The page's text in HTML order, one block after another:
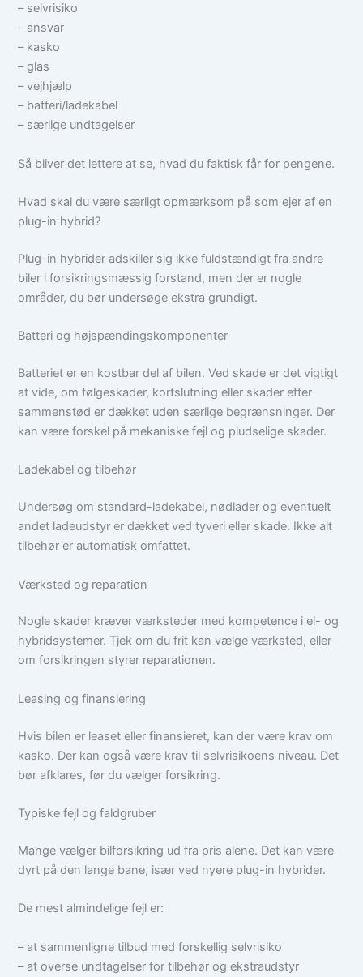
– selvrisiko
– ansvar
– kasko
– glas
– vejhjælp
– batteri/ladekabel
– særlige undtagelser
Så bliver det lettere at se, hvad du faktisk får for pengene.
Hvad skal du være særligt opmærksom på som ejer af en
plug-in hybrid?
Plug-in hybrider adskiller sig ikke fuldstændigt fra andre
biler i forsikringsmæssig forstand, men der er nogle
områder, du bør undersøge ekstra grundigt.
Batteri og højspændingskomponenter
Batteriet er en kostbar del af bilen. Ved skade er det vigtigt
at vide, om følgeskader, kortslutning eller skader efter
sammenstød er dækket uden særlige begrænsninger. Der
kan være forskel på mekaniske fejl og pludselige skader.
Ladekabel og tilbehør
Undersøg om standard-ladekabel, nødlader og eventuelt
andet ladeudstyr er dækket ved tyveri eller skade. Ikke alt
tilbehør er automatisk omfattet.
Værksted og reparation
Nogle skader kræver værksteder med kompetence i el- og
hybridsystemer. Tjek om du frit kan vælge værksted, eller
om forsikringen styrer reparationen.
Leasing og finansiering
Hvis bilen er leaset eller finansieret, kan der være krav om
kasko. Der kan også være krav til selvrisikoens niveau. Det
bør afklares, før du vælger forsikring.
Typiske fejl og faldgruber
Mange vælger bilforsikring ud fra pris alene. Det kan være
dyrt på den lange bane, især ved nyere plug-in hybrider.
De mest almindelige fejl er:
– at sammenligne tilbud med forskellig selvrisiko
– at overse undtagelser for tilbehør og ekstraudstyr